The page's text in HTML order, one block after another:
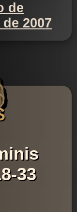
de
2007
33